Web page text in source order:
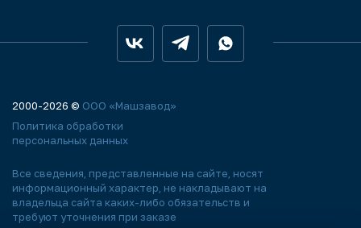
2000-2026 © ООО «Машзавод»
Политика обработки
персональных данных
Все сведения, представленные на сайте, носят
информационный характер, не накладывают на
владельца сайта каких-либо обязательств и
требуют уточнения при заказе